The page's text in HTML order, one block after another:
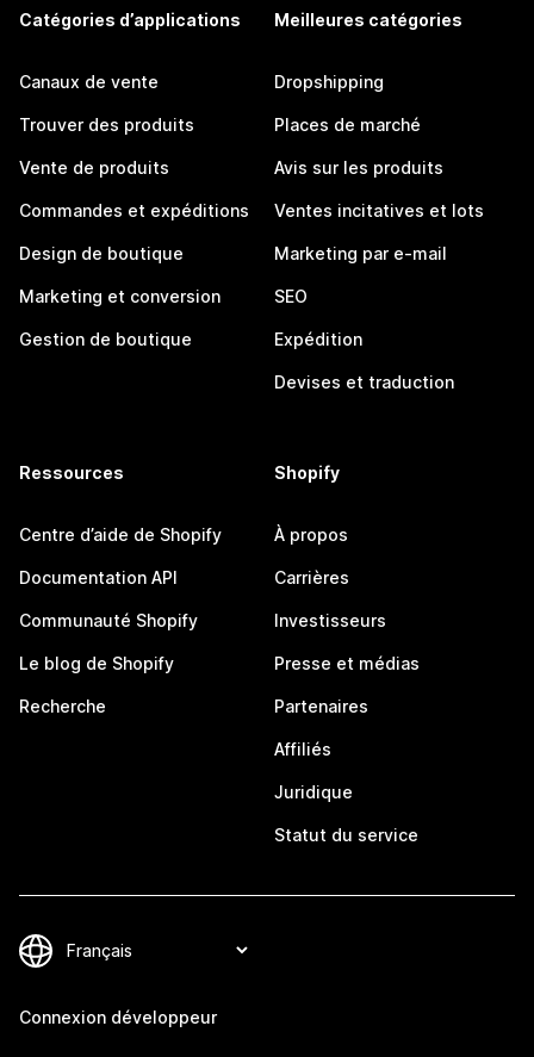
Catégories d’applications
Canaux de vente
Trouver des produits
Vente de produits
Commandes et expéditions
Design de boutique
Marketing et conversion
Gestion de boutique
Meilleures catégories
Dropshipping
Places de marché
Avis sur les produits
Ventes incitatives et lots
Marketing par e-mail
SEO
Expédition
Devises et traduction
Ressources
Centre d’aide de Shopify
Documentation API
Communauté Shopify
Le blog de Shopify
Recherche
Shopify
À propos
Carrières
Investisseurs
Presse et médias
Partenaires
Affiliés
Juridique
Statut du service
Connexion développeur